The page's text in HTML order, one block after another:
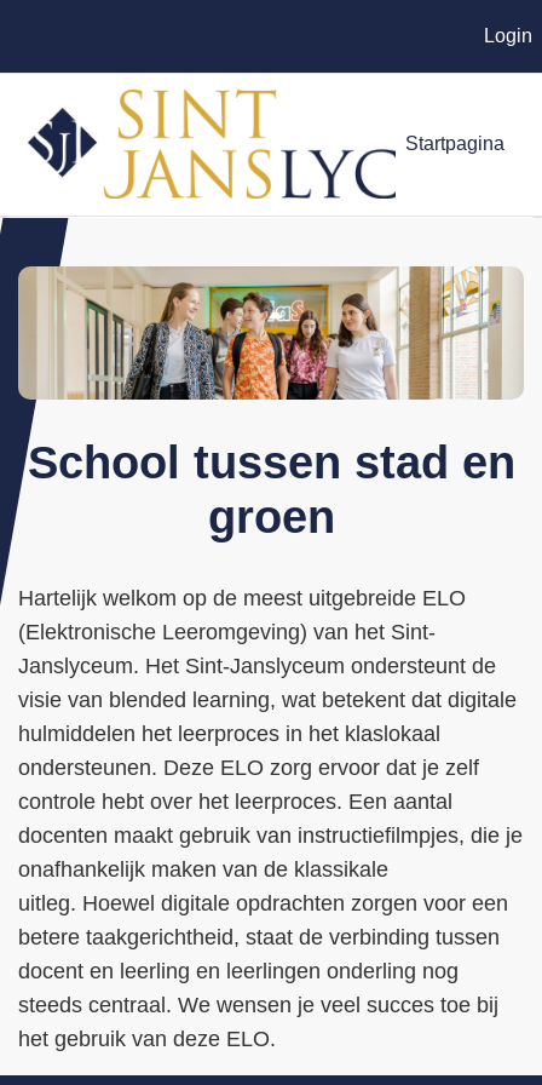
Ga naar hoofdinhoud
Login
Startpagina
School tussen stad en
groen
Hartelijk welkom op de meest uitgebreide ELO
(Elektronische Leeromgeving) van het Sint-
Janslyceum. Het Sint-Janslyceum ondersteunt de
visie van blended learning, wat betekent dat digitale
hulmiddelen het leerproces in het klaslokaal
ondersteunen. Deze ELO zorg ervoor dat je zelf
controle hebt over het leerproces. Een aantal
docenten maakt gebruik van instructiefilmpjes, die je
onafhankelijk maken van de klassikale
uitleg. Hoewel digitale opdrachten zorgen voor een
betere taakgerichtheid, staat de verbinding tussen
docent en leerling en leerlingen onderling nog
steeds centraal. We wensen je veel succes toe bij
het gebruik van deze ELO.